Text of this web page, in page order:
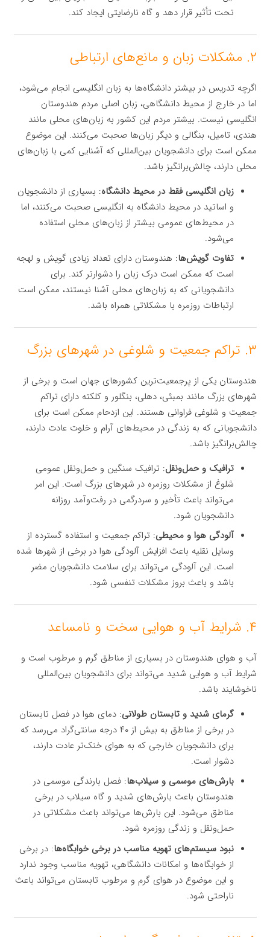
تحت تأثیر قرار دهد و گاه نارضایتی ایجاد کند.
۲. مشکلات زبان و مانع‌های ارتباطی
اگرچه تدریس در بیشتر دانشگاه‌ها به زبان انگلیسی انجام می‌شود،
اما در خارج از محیط دانشگاهی، زبان اصلی مردم هندوستان
انگلیسی نیست. بیشتر مردم این کشور به زبان‌های محلی مانند
هندی، تامیل، بنگالی و دیگر زبان‌ها صحبت می‌کنند. این موضوع
ممکن است برای دانشجویان بین‌المللی که آشنایی کمی با زبان‌های
محلی دارند، چالش‌برانگیز باشد.
زبان انگلیسی فقط در محیط دانشگاه: بسیاری از دانشجویان
و اساتید در محیط دانشگاه به انگلیسی صحبت می‌کنند، اما
در محیط‌های عمومی بیشتر از زبان‌های محلی استفاده
می‌شود.
تفاوت گویش‌ها: هندوستان دارای تعداد زیادی گویش و لهجه
است که ممکن است درک زبان را دشوارتر کند. برای
دانشجویانی که به زبان‌های محلی آشنا نیستند، ممکن است
ارتباطات روزمره با مشکلاتی همراه باشد.
۳. تراکم جمعیت و شلوغی در شهرهای بزرگ
هندوستان یکی از پرجمعیت‌ترین کشورهای جهان است و برخی از
شهرهای بزرگ مانند بمبئی، دهلی، بنگلور و کلکته دارای تراکم
جمعیت و شلوغی فراوانی هستند. این ازدحام ممکن است برای
دانشجویانی که به زندگی در محیط‌های آرام و خلوت عادت دارند،
چالش‌برانگیز باشد.
ترافیک و حمل‌ونقل: ترافیک سنگین و حمل‌ونقل عمومی
شلوغ از مشکلات روزمره در شهرهای بزرگ است. این امر
می‌تواند باعث تأخیر و سردرگمی در رفت‌وآمد روزانه
دانشجویان شود.
آلودگی هوا و محیطی: تراکم جمعیت و استفاده گسترده از
وسایل نقلیه باعث افزایش آلودگی هوا در برخی از شهرها شده
است. این آلودگی می‌تواند برای سلامت دانشجویان مضر
باشد و باعث بروز مشکلات تنفسی شود.
۴. شرایط آب و هوایی سخت و نامساعد
آب و هوای هندوستان در بسیاری از مناطق گرم و مرطوب است و
شرایط آب و هوایی شدید می‌تواند برای دانشجویان بین‌المللی
ناخوشایند باشد.
گرمای شدید و تابستان طولانی: دمای هوا در فصل تابستان
در برخی از مناطق به بیش از ۴۰ درجه سانتی‌گراد می‌رسد که
برای دانشجویان خارجی که به هوای خنک‌تر عادت دارند،
دشوار است.
بارش‌های موسمی و سیلاب‌ها: فصل بارندگی موسمی در
هندوستان باعث بارش‌های شدید و گاه سیلاب در برخی
مناطق می‌شود. این بارش‌ها می‌تواند باعث مشکلاتی در
حمل‌ونقل و زندگی روزمره شود.
نبود سیستم‌های تهویه مناسب در برخی خوابگاه‌ها: در برخی
از خوابگاه‌ها و امکانات دانشگاهی، تهویه مناسب وجود ندارد
و این موضوع در هوای گرم و مرطوب تابستان می‌تواند باعث
ناراحتی شود.